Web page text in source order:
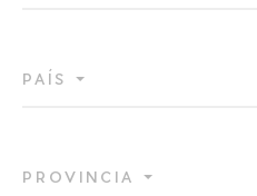
PAÍS
PROVINCIA